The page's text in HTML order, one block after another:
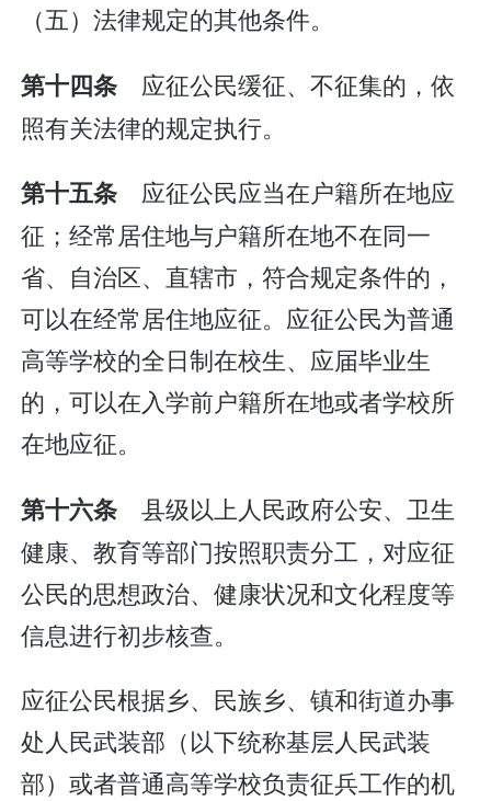
（五）法律规定的其他条件。
第十四条 应征公民缓征、不征集的，依
照有关法律的规定执行。
第十五条 应征公民应当在户籍所在地应
征；经常居住地与户籍所在地不在同一
省、自治区、直辖市，符合规定条件的，
可以在经常居住地应征。应征公民为普通
高等学校的全日制在校生、应届毕业生
的，可以在入学前户籍所在地或者学校所
在地应征。
第十六条 县级以上人民政府公安、卫生
健康、教育等部门按照职责分工，对应征
公民的思想政治、健康状况和文化程度等
信息进行初步核查。
应征公民根据乡、民族乡、镇和街道办事
处人民武装部（以下统称基层人民武装
部）或者普通高等学校负责征兵工作的机